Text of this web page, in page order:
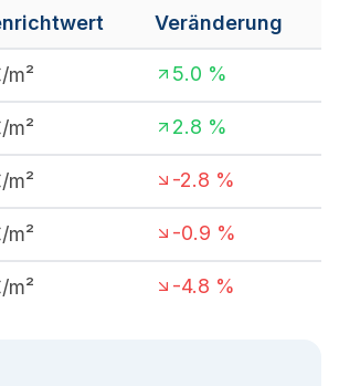
Veränderung
m² 5.0 %
m² 2.8 %
m² -2.8 %
m² -0.9 %
m² -4.8 %